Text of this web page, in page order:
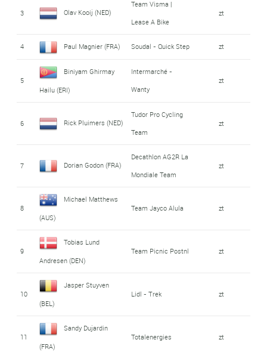
3 Olav Kooij (NED)
Team Visma |
Lease A Bike
zt
4 Paul Magnier (FRA) Soudal - Quick Step zt
5
Biniyam Ghirmay
Hailu (ERI)
Intermarché -
Wanty
zt
6 Rick Pluimers (NED)
Tudor Pro Cycling
Team
zt
7 Dorian Godon (FRA)
Decathlon AG2R La
Mondiale Team
zt
8
Michael Matthews
(AUS)
Team Jayco Alula zt
9
Tobias Lund
Andresen (DEN)
Team Picnic Postnl zt
10
Jasper Stuyven
(BEL)
Lidl - Trek zt
11
Sandy Dujardin
(FRA)
Totalenergies zt